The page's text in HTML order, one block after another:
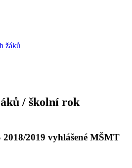
žáků
/ školní rok
2018/2019 vyhlášené MŠMT